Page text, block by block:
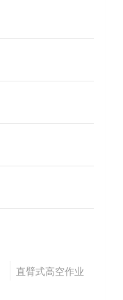
直臂式高空作业